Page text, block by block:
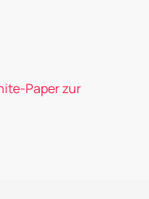
Paper zur